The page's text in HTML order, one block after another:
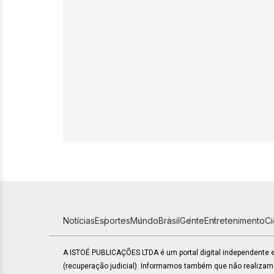
NotíciasEsportesMundoBrasilGenteEntretenimento
A ISTOÉ PUBLICAÇÕES LTDA é um portal digital
(recuperação judicial). Informamos também que não